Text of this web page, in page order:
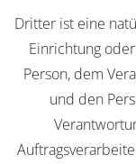
Dritter ist eine
Einrichtung
Person, dem
und den